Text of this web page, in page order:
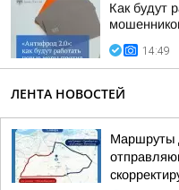
Как будут
14:49
ЛЕНТА НОВОСТЕЙ
Маршруты